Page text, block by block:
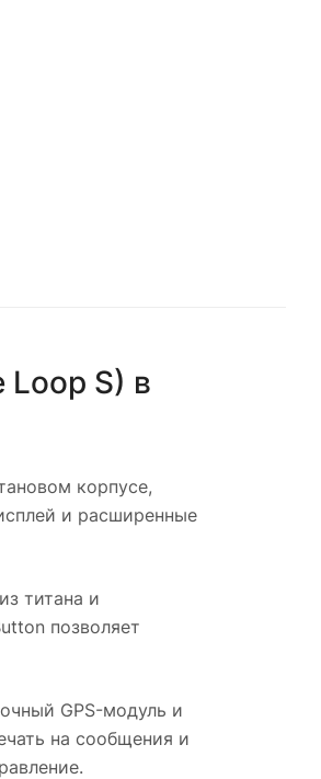
S) в
корпусе,
и расширенные
титана и
позволяет
GPS-модуль и
на сообщения и